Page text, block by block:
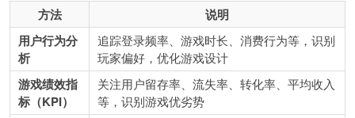
方法
说明
用户行为分
析
追踪登录频率、游戏时长、消费行为等，识别
玩家偏好，优化游戏设计
游戏绩效指
标（KPI）
关注用户留存率、流失率、转化率、平均收入
等，识别游戏优劣势